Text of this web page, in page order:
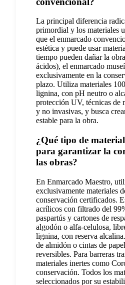
La principal diferencia
primordial y los materiales
que el enmarcado
estética y puede usar
tiempo pueden dañar la
ácidos), el enmarcado
exclusivamente en la
plazo. Utiliza materiales
lignina, con pH neutro o
protección UV, técnicas de
y no invasivas, y busca
estable para la obra.
¿Qué tipo de
para garantizar la
las obras?
En Enmarcado Maestro,
exclusivamente materiales
conservación certificados.
acrílicos con filtrado del
paspartús y cartones de
algodón o alfa-celulosa,
lignina, con reserva
de almidón o cintas de
reversibles. Para barreras
materiales inertes como
conservación. Todos los
seleccionados por su